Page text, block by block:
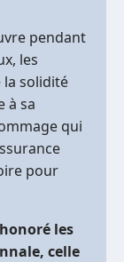
pendant
les
solidité
à sa
qui
pour
les
celle